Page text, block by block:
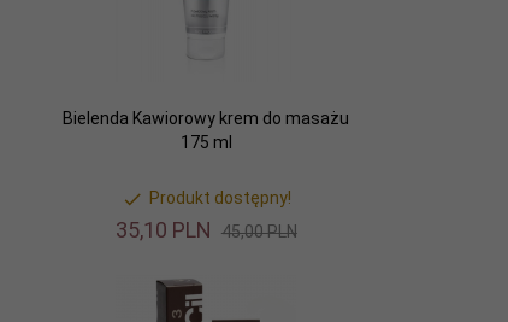
Bielenda Kawiorowy krem do masażu
175 ml
Produkt dostępny!
35,10 PLN 45,00 PLN